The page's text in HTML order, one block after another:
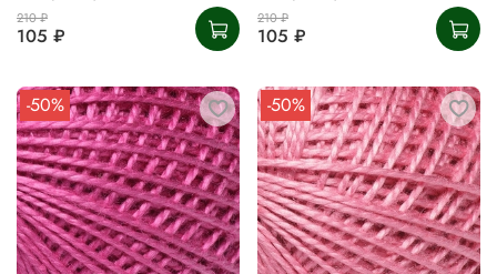
210 ₽
105 ₽
210 ₽
105 ₽
-50% -50%